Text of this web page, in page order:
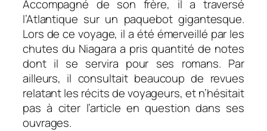
Accompagné de son frère, il a traversé
l’Atlantique sur un paquebot gigantesque.
Lors de ce voyage, il a été émerveillé par les
chutes du Niagara a pris quantité de notes
dont il se servira pour ses romans. Par
ailleurs, il consultait beaucoup de revues
relatant les récits de voyageurs, et n’hésitait
pas à citer l’article en question dans ses
ouvrages.